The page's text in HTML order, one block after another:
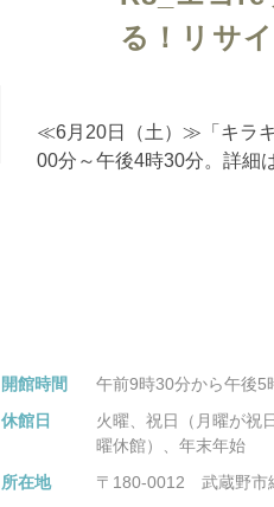
る！リサ
≪6月20日（土）≫「キラ
00分～午後4時30分。詳細
開館時間
午前9時30分から午後5
休館日
火曜、祝日（月曜が祝
曜休館）、年末年始
所在地
〒180-0012 武蔵野市